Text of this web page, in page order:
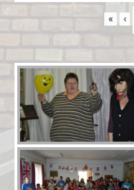
« ‹